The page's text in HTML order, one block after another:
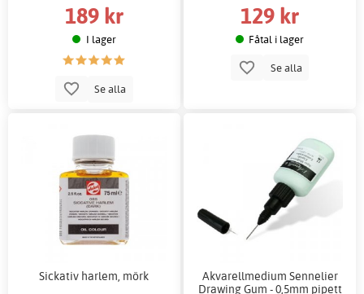
189 kr
I lager
Se alla
129 kr
Fåtal i lager
Se alla
Sickativ harlem, mörk
Akvarellmedium Sennelier
Drawing Gum - 0,5mm pipett